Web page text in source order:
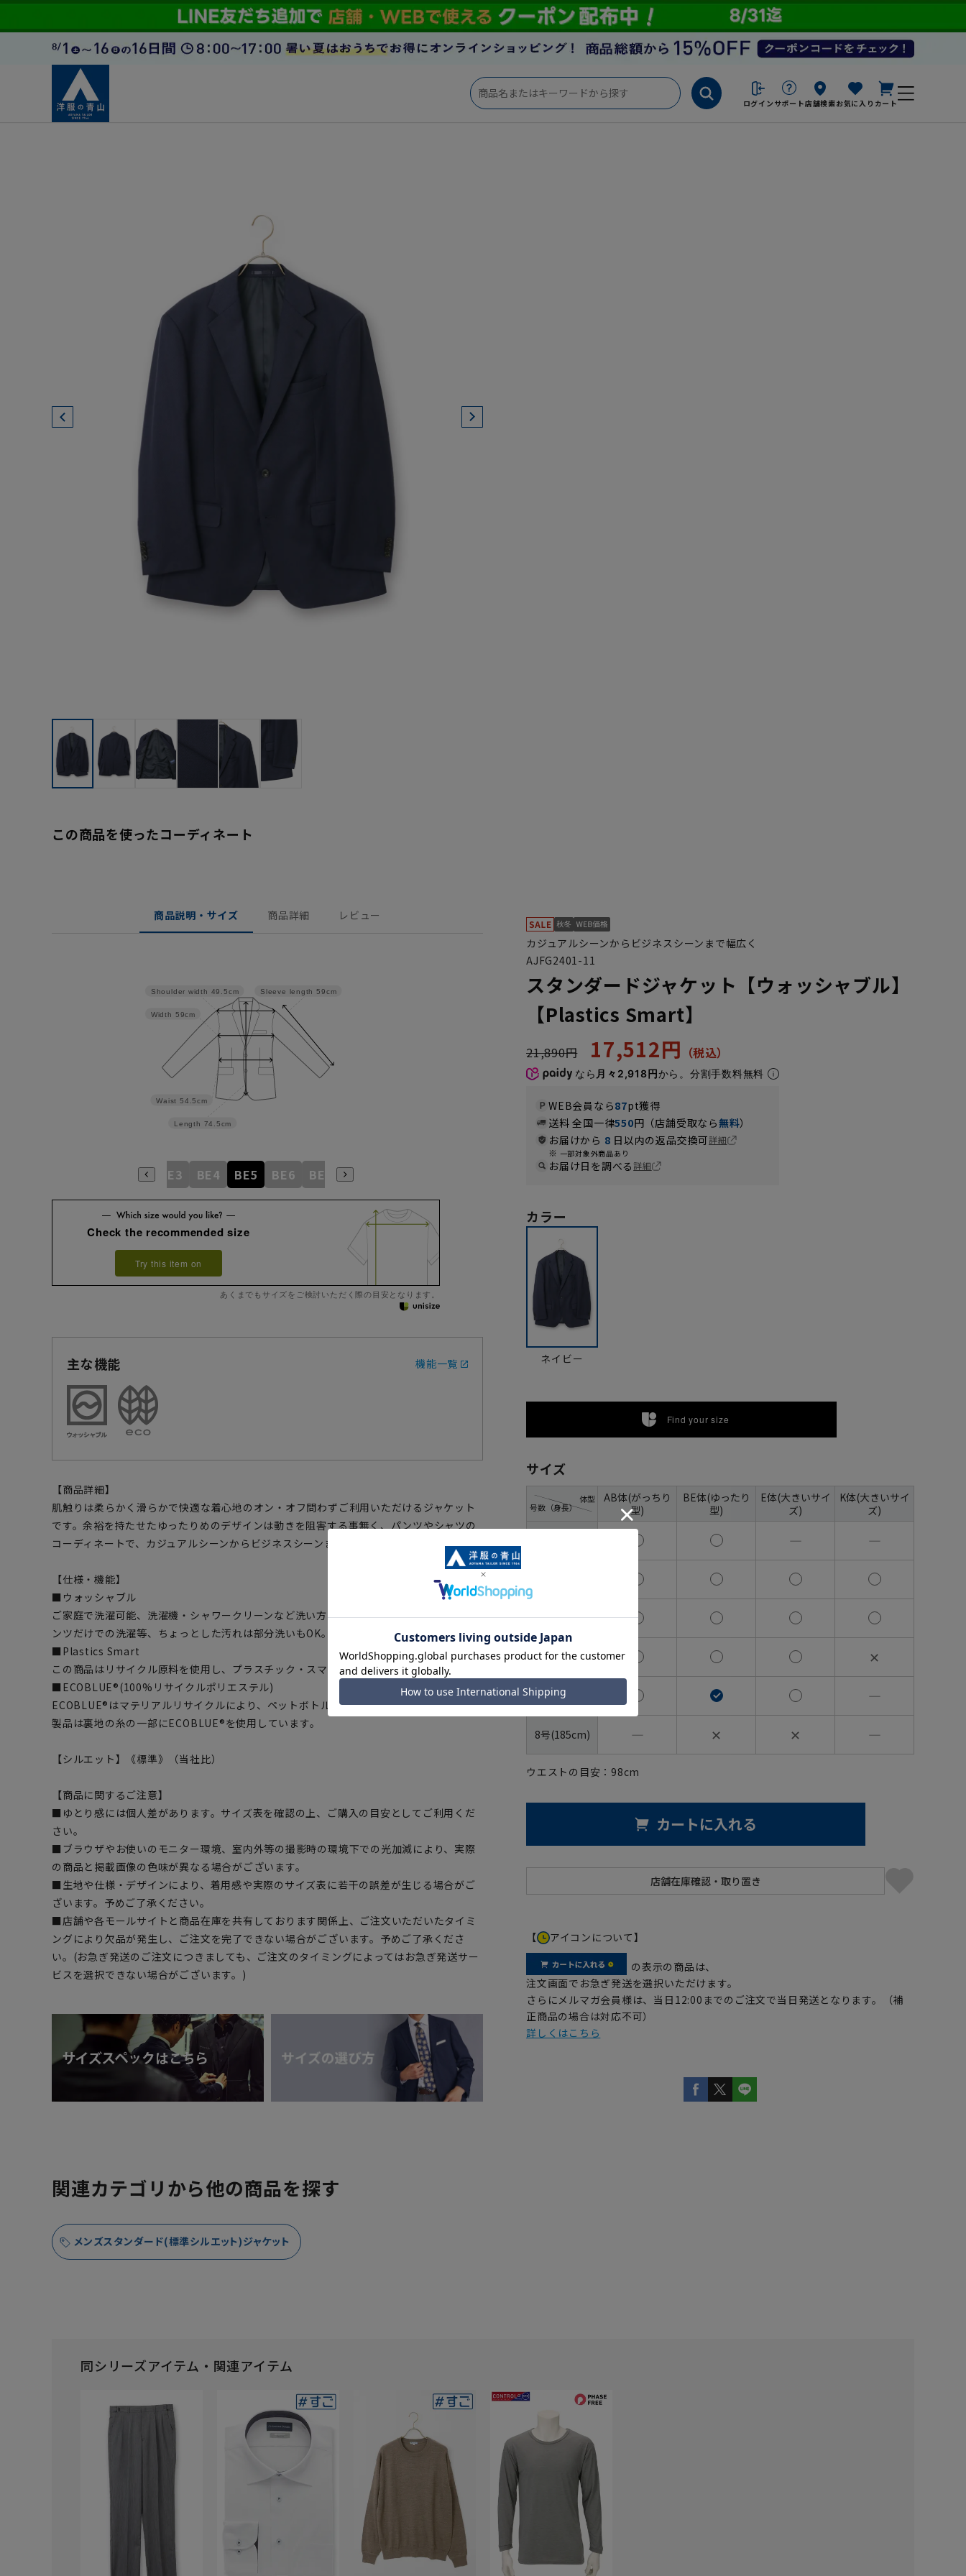
ログイン サポート店舗検索お気に入り カート
この商品を使ったコーディネート
商品説明・サイズ 商品詳細 レビュー
Sleeve length 59cm
Length 74.5cm
Waist 54.5cm
Width 59cm
Shoulder width 49.5cm
AB8 BE3 BE4 BE5 BE6 BE7 BE8 E8 K3 K4 K5 K6
Check the recommended size
Try this item on
あくまでもサイズをご検討いただく際の目安となります。
主な機能 機能一覧
【商品詳細】
肌触りは柔らかく滑らかで快適な着心地のオン・オフ問わずご利用いただけるジャケット
です。余裕を持たせたゆったりめのデザインは動きを阻害する事無く、パンツやシャツの
コーディネートで、カジュアルシーンからビジネスシーンまで幅広くご利用いただけます。
【仕様・機能】
■ウォッシャブル
ご家庭で洗濯可能、洗濯機・シャワークリーンなど洗い方も選べます。ジャケットのみパ
ンツだけでの洗濯等、ちょっとした汚れは部分洗いもOK。
■Plastics Smart
この商品はリサイクル原料を使用し、プラスチック・スマートに賛同しています。
■ECOBLUE®(100%リサイクルポリエステル)
ECOBLUE®はマテリアルリサイクルにより、ペットボトルを繊維へと再生しています。当
製品は裏地の糸の一部にECOBLUE®を使用しています。
【シルエット】《標準》（当社比）
【商品に関するご注意】
■ゆとり感には個人差があります。サイズ表を確認の上、ご購入の目安としてご利用くだ
さい。
■ブラウザやお使いのモニター環境、室内外等の撮影時の環境下での光加減により、実際
の商品と掲載画像の色味が異なる場合がございます。
■生地や仕様・デザインにより、着用感や実際のサイズ表に若干の誤差が生じる場合がご
ざいます。予めご了承ください。
■店舗や各モールサイトと商品在庫を共有しております関係上、ご注文いただいたタイミ
ングにより欠品が発生し、ご注文を完了できない場合がございます。予めご了承くださ
い。(お急ぎ発送のご注文につきましても、ご注文のタイミングによってはお急ぎ発送サー
ビスを選択できない場合がございます。)
カジュアルシーンからビジネスシーンまで幅広く
AJFG2401-11
スタンダードジャケット【ウォッシャブル】
【Plastics Smart】
21,890円 17,512円
なら 月々2,918円から。分割手数料無料
WEB会員なら87pt獲得
送料 全国一律550円（店舗受取なら無料）
お届けから 8 日以内の返品交換可詳細
一部対象外商品あり
お届け日を調べる詳細
カラー
ネイビー
Find your size
サイズ
号数（身長）
体型
AB体(がっちり
型)
BE体(ゆったり
型)
E体(大きいサイ
ズ)
K体(大きいサイ
ズ)
― ―
5号(170cm)
6号(175cm) ✕
7号(180cm) ―
8号(185cm) ― ✕ ✕ ―
ウエストの目安： 98cm
カートに入れる
【 アイコンについて】
の表示の商品は、
注文画面でお急ぎ発送を選択いただけます。
さらにメルマガ会員様は、当日12:00までのご注文で当日発送となります。（補
正商品の場合は対応不可）
詳しくはこちら
関連カテゴリから他の商品を探す
メンズスタンダード(標準シルエット)ジャケット
同シリーズアイテム・関連アイテム